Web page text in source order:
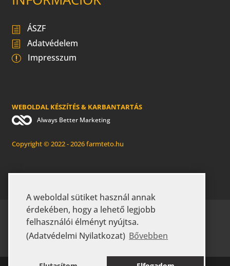
A weboldal sütiket használ annak
érdekében, hogy a lehető legjobb
felhasználói élményt nyújtsa.
(Adatvédelmi Nyilatkozat) Bővebben
ÁSZF
Adatvédelem
Impresszum
WEBOLDAL KÉSZÍTÉS & KARBANTARTÁS
Always Better Marketing
Copyright © 2022 - 2026 farmteto.hu
KEZDŐLAP RÓLUNK
GYIK
MEZŐGAZDASÁGI ÉPÜLETEK
IPARI ÉPÜLETEK
KAPCSOLAT